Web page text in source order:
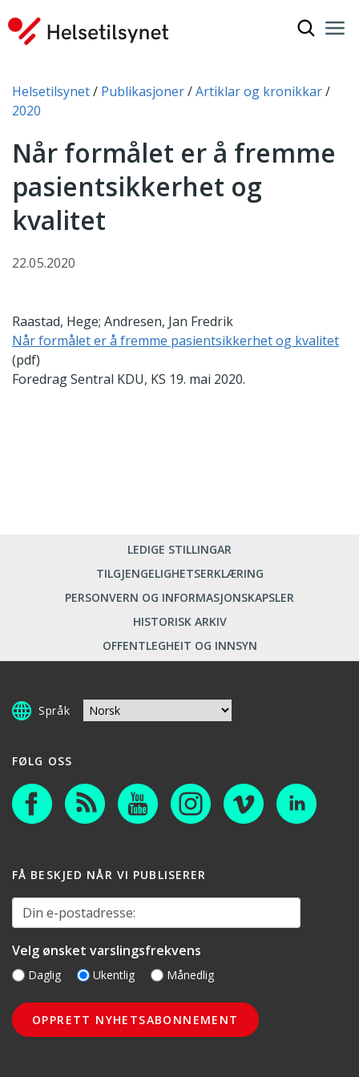
Du er her:
Helsetilsynet Publikasjoner
Artiklar og kronikkar
2020
Når formålet er å fremme
pasientsikkerhet og
kvalitet
22.05.2020
Raastad, Hege; Andresen, Jan Fredrik
Når formålet er å fremme pasientsikkerhet og kvalitet
(pdf)
Foredrag Sentral KDU, KS 19. mai 2020.
LEDIGE STILLINGAR
TILGJENGELIGHETSERKLÆRING
PERSONVERN OG INFORMASJONSKAPSLER
HISTORISK ARKIV
OFFENTLEGHEIT OG INNSYN
Språk
FØLG OSS
FÅ BESKJED NÅR VI PUBLISERER
Din e-postadresse:
Velg ønsket varslingsfrekvens
Daglig Ukentlig Månedlig